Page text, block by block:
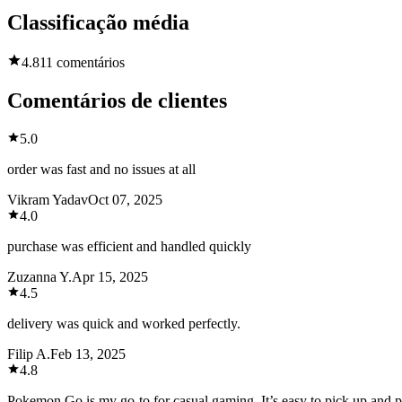
Classificação média
4.811 comentários
Comentários de clientes
5.0
order was fast and no issues at all
Vikram YadavOct 07, 2025
4.0
purchase was efficient and handled quickly
Zuzanna Y.Apr 15, 2025
4.5
delivery was quick and worked perfectly.
Filip A.Feb 13, 2025
4.8